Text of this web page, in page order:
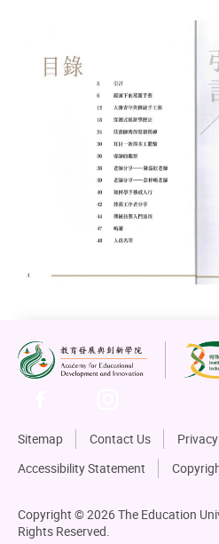
Sitemap Contact Us
Accessibility Statement
Copyright © 2026 The Education
Rights Reserved.